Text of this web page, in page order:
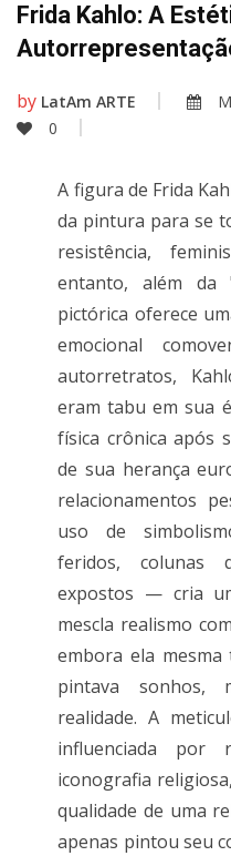
Frida Kahlo: A
by LatAm ARTE
0
A figura de Frida
da pintura para se
resistência,
entanto, além da
pictórica oferece
emocional
autorretratos,
eram tabu em sua
física crônica após
de sua herança
relacionamentos
uso de
feridos, colunas
expostos — cria
mescla realismo
embora ela
pintava sonhos,
realidade. A
influenciada por
iconografia
qualidade de uma
apenas pintou seu